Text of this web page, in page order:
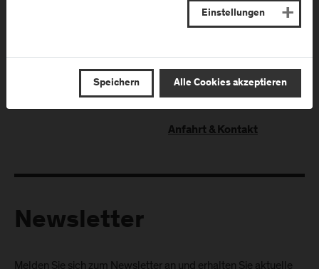
(Kardinal
Schwarzenberg
Schwarzenbergplatz 1
A-5620Schwarzach im
Pongau
Anfahrt & Kontakt
Newsletter
Melden Sie sich zum Newsletter an und erhalten Sie aktuelle
Einstellungen
Speichern Alle Cookies akzeptieren